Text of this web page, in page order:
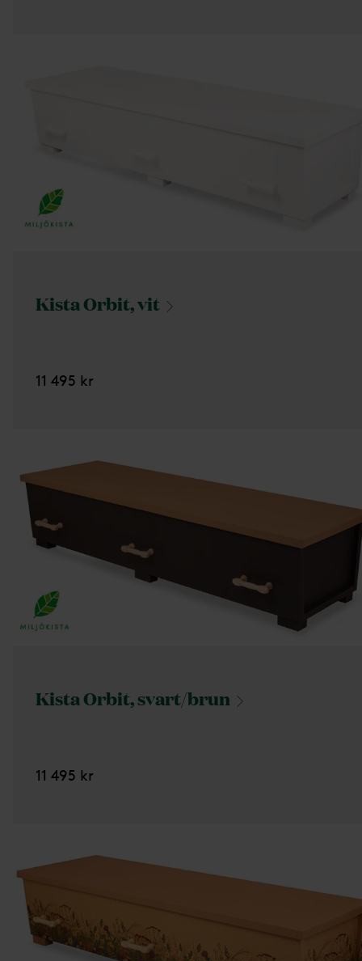
Kista Orbit,vit
11 495 kr
Kista Orbit,svart/brun
11 495 kr